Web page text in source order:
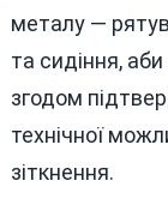
металу —
та сидіння,
згодом
технічної
зіткнення.